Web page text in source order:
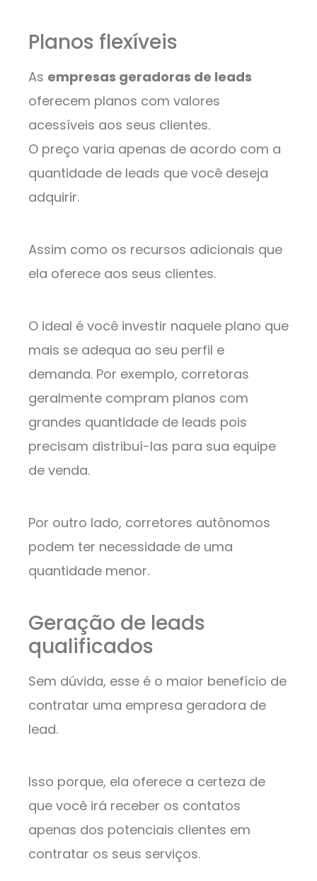
Planos flexíveis
As empresas geradoras de leads
oferecem planos com valores
acessíveis aos seus clientes.
O preço varia apenas de acordo com a
quantidade de leads que você deseja
adquirir.
Assim como os recursos adicionais que
ela oferece aos seus clientes.
O ideal é você investir naquele plano que
mais se adequa ao seu perfil e
demanda. Por exemplo, corretoras
geralmente compram planos com
grandes quantidade de leads pois
precisam distribuí-las para sua equipe
de venda.
Por outro lado, corretores autônomos
podem ter necessidade de uma
quantidade menor.
Geração de leads
qualificados
Sem dúvida, esse é o maior benefício de
contratar uma empresa geradora de
lead.
Isso porque, ela oferece a certeza de
que você irá receber os contatos
apenas dos potenciais clientes em
contratar os seus serviços.